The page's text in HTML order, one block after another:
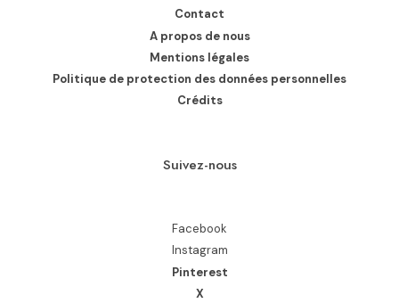
Contact
A propos de nous
Mentions légales
Politique de protection des données personnelles
Crédits
Suivez-nous
Facebook
Instagram
Pinterest
X